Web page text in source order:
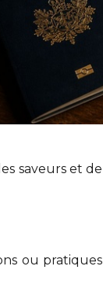
saveurs et de
ou pratiques